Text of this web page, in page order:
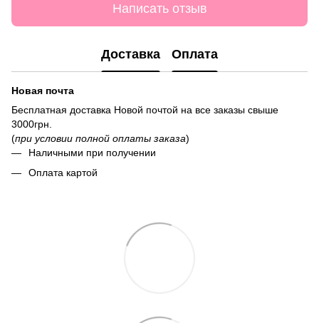
Написать отзыв
Доставка Оплата
Новая почта
Бесплатная доставка Новой почтой на все заказы свыше
3000грн.
(при условии полной оплаты заказа)
Наличными при получении
Оплата картой